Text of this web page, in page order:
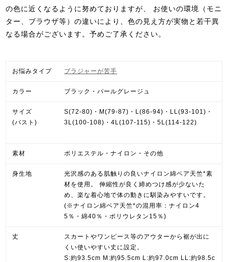
の色に近くなるように努めておりますが、 お使いの環境（モニ
ター、ブラウザ等）の違いにより、色の見え方が実物と若干異
なる場合がございます。予めご了承ください。
お悩みタイプ ブラジャーが苦手
カラー ブラック・パールグレージュ
サイズ
(バスト)
S(72-80)・M(79-87)・L(86-94)・LL(93-101)・
3L(100-108)・4L(107-115)・5L(114-122)
素材 ポリエステル・ナイロン・その他
身生地
光沢感のある肌触りの良いナイロン綿ベア天竺*素
材を使用。 伸縮性が良く締めつけ感が少ないた
め、楽な着心地で体の動きに馴染みやすいです。
(※ナイロン綿ベア天竺*の混用率：ナイロン4
5％・綿40％・ポリウレタン15％)
丈
スカートやワンピース等のアウターから裾が出に
くい使いやすい丈に設定。
S:約93.5cm M:約95.5cm L:約97.0cm LL:約98.5c